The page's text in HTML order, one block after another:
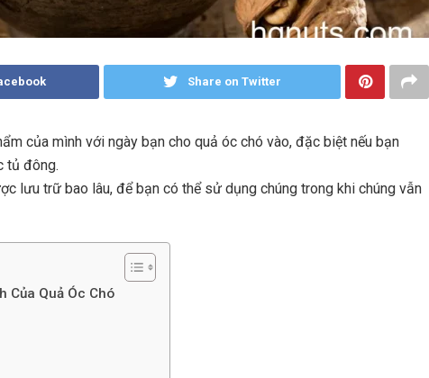
Share on Twitter
của mình với ngày bạn cho quả óc chó vào, đặc biệt nếu bạn
tủ đông.
lưu trữ bao lâu, để bạn có thể sử dụng chúng trong khi chúng vẫn
Của Quả Óc Chó